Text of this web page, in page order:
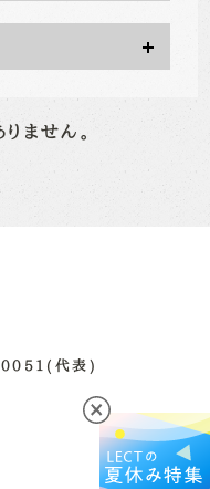
ません。
0051(代表)